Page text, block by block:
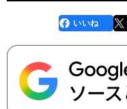
faceboo
k
いいね